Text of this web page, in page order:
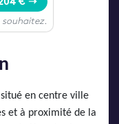
en centre ville
et à proximité de la